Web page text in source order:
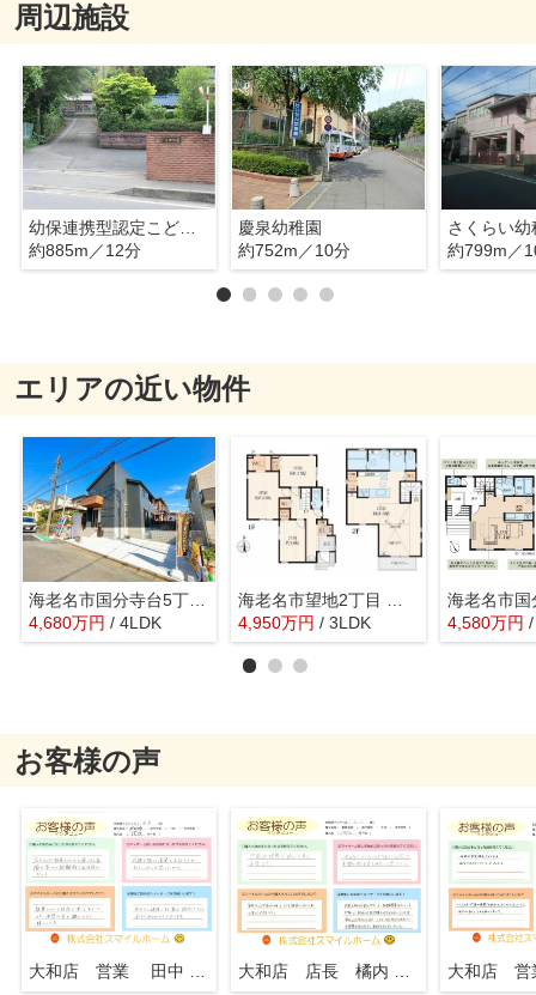
周辺施設
幼保連携型認定こども園にっしん幼稚園
約885m／12分
慶泉幼稚園
約752m／10分
さくらい幼
約799m／
エリアの近い物件
海老名市国分寺台5丁目 新築戸建 全1棟
4,680万円 / 4LDK
4,950万円 / 3LDK 4,580万円
お客様の声